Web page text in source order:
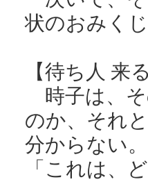
状のおみく
【待ち人
時子は、そ
のか、それ
分からない。
「これは、